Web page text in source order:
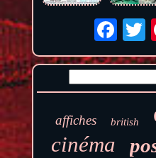
affiches british
cinéma